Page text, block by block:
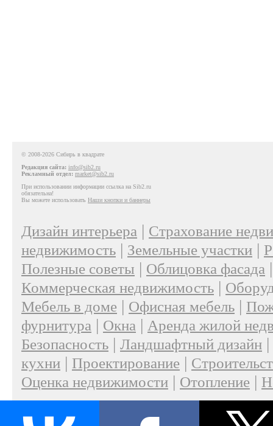
© 2008-2026 Сибирь в квадрате
Редакция сайта: info@sib2.ru
Рекламный отдел: market@sib2.ru
При использовании информации ссылка на Sib2.ru
обязательна!
Вы можете использовать Наши кнопки и баннеры
Дизайн интерьера | Страхование
недвижимость | Земельные участки |
Полезные советы | Облицовка фасада
Коммерческая недвижимость |
Мебель в доме | Офисная мебель |
фурнитура | Окна | Аренда жилой
Безопасность | Ландшафтный дизайн |
кухни | Проектирование |
Оценка недвижимости | Отопление |
О проекте|